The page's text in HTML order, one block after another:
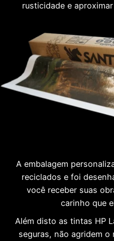
rusticidade e
A embalagem
reciclados e foi
você receber suas
carinho que
Além disto as tintas HP
seguras, não agridem o